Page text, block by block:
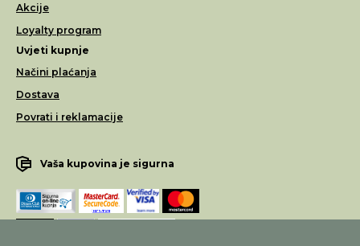
Akcije
Loyalty program
Uvjeti kupnje
Načini plaćanja
Dostava
Povrati i reklamacije
Vaša kupovina je sigurna